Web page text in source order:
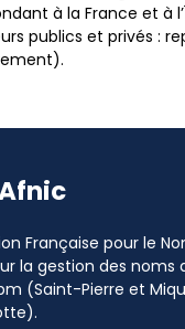
à la France et à
publics et privés
Française pour le
la gestion des
(Saint-Pierre et